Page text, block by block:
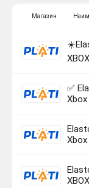
Магазин
XBOX
✅
Xbox